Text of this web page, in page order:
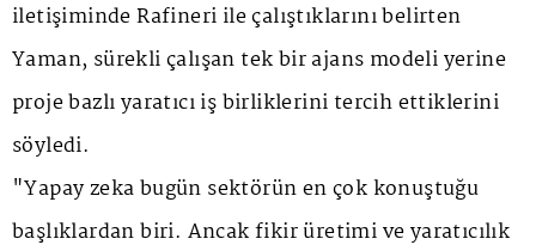
iletişiminde Rafineri ile çalıştıklarını belirten
Yaman, sürekli çalışan tek bir ajans modeli yerine
proje bazlı yaratıcı iş birliklerini tercih ettiklerini
söyledi.
"Yapay zeka bugün sektörün en çok konuştuğu
başlıklardan biri. Ancak fikir üretimi ve yaratıcılık